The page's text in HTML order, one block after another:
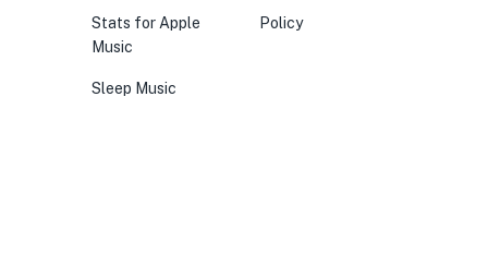
Stats for Apple
Music
Sleep Music
Policy